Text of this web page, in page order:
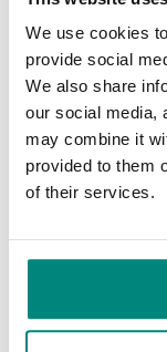
We use cookies
provide social
We also share
our social media,
may combine it
provided to them
of their services.
Wortels
Ingrediënten